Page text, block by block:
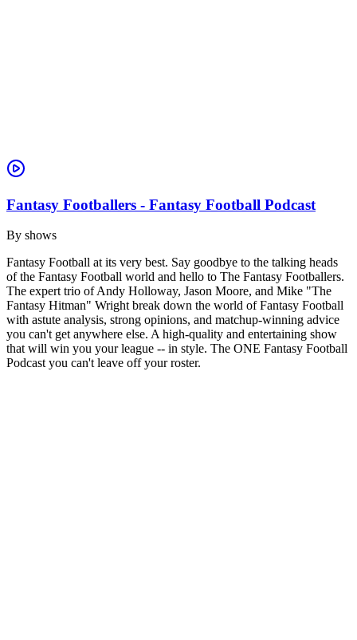
Fantasy Footballers - Fantasy Football Podcast
By shows
Fantasy Football at its very best. Say goodbye to the talking heads
of the Fantasy Football world and hello to The Fantasy Footballers.
The expert trio of Andy Holloway, Jason Moore, and Mike "The
Fantasy Hitman" Wright break down the world of Fantasy Football
with astute analysis, strong opinions, and matchup-winning advice
you can't get anywhere else. A high-quality and entertaining show
that will win you your league -- in style. The ONE Fantasy Football
Podcast you can't leave off your roster.